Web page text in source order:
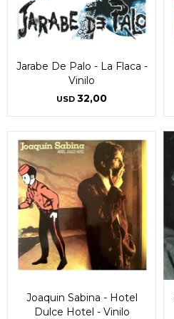
Jarabe De Palo - La Flaca -
Vinilo
USD 32,00
Joaquin Sabina - Hotel
Dulce Hotel - Vinilo